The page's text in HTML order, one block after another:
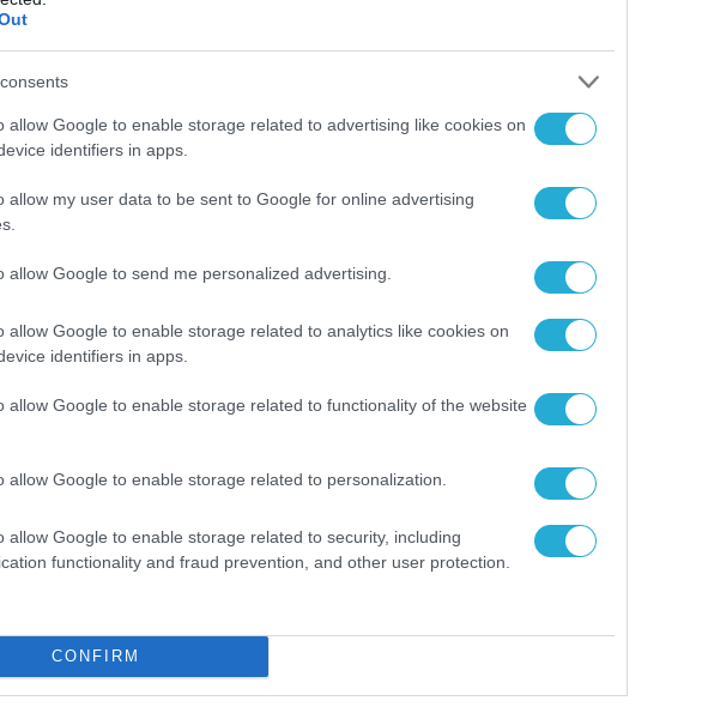
allow Google to enable storage related to advertising like cookies on
identifiers in apps.
allow my user data to be sent to Google for online advertising
allow Google to send me personalized advertising.
allow Google to enable storage related to analytics like cookies on
identifiers in apps.
allow Google to enable storage related to functionality of the website
allow Google to enable storage related to personalization.
allow Google to enable storage related to security, including
functionality and fraud prevention, and other user protection.
CONFIRM
χαρακτηριστικά πως «ο Μητσοτάκης
αποθήκη των άχρηστων υλικών» τον Γιώργο
ακόμη περισσότερο τους τόνους της